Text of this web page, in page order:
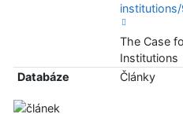
institutions/
The Case
Institutions
Databáze
Články